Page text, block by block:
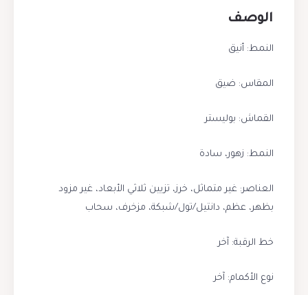
الوصف
النمط: أنيق
المقاس: ضيق
القماش: بوليستر
النمط: زهور، سادة
العناصر: غير متماثل، خرز، تزيين ثلاثي الأبعاد، غير مزود
بظهر، عظم، دانتيل/تول/شبكة، مزخرف، سحاب
خط الرقبة: آخر
نوع الأكمام: آخر